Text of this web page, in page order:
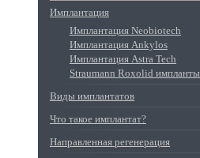
Имплантация
Имплантация Neobiotech
Имплантация Ankylos
Имплантация Astra Tech
Straumann Roxolid импланты
Виды имплантатов
Что такое имплантат?
Направленная регенерация